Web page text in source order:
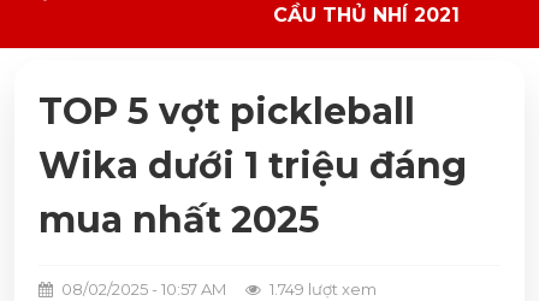
CẦU THỦ NHÍ 2021
TOP 5 vợt pickleball
Wika dưới 1 triệu đáng
mua nhất 2025
08/02/2025 - 10:57 AM
1.749 lượt xem